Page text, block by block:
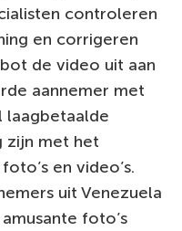
controleren
en corrigeren
de video uit aan
aannemer met
laagbetaalde
zijn met het
en video’s.
uit Venezuela
foto’s